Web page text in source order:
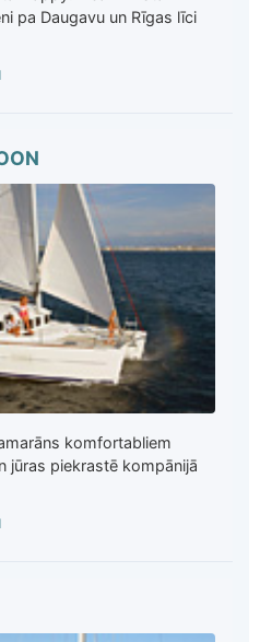
pa Daugavu un Rīgas līci
komfortabliem
jūras piekrastē kompānijā